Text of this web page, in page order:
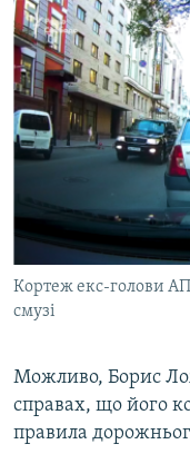
Кортеж екс-голови АП
смузі
Можливо, Борис
справах, що його
правила